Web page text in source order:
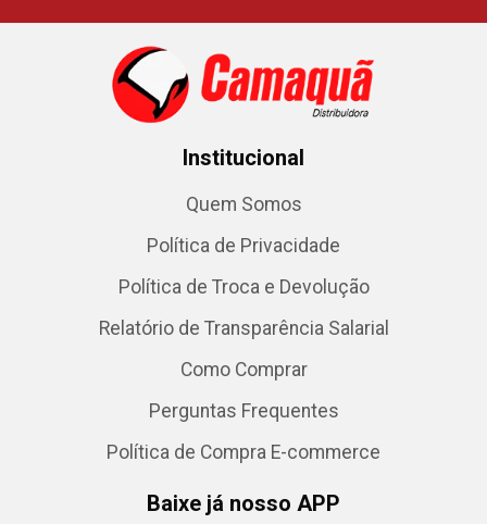
Institucional
Quem Somos
Política de Privacidade
Política de Troca e Devolução
Relatório de Transparência Salarial
Como Comprar
Perguntas Frequentes
Política de Compra E-commerce
Baixe já nosso APP